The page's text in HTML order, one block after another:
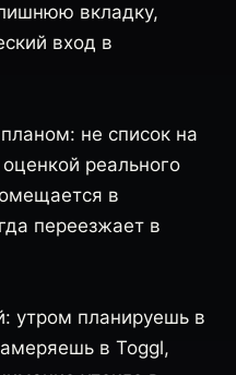
вкладку,
вход в
не список на
реального
в
переезжает в
утром планируешь в
в Toggl,